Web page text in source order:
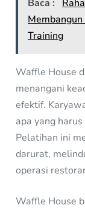
Baca :
Training
Waffle House
menangani
efektif.
apa yang
Pelatihan ini
darurat,
operasi
Waffle House